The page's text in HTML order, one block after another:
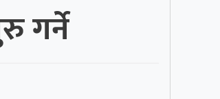
गर्ने